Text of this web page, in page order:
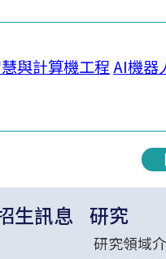
與計算機工程AI機器
生訊息 研究
研究領域